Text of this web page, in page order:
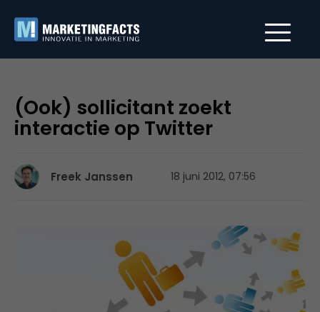
(Ook) sollicitant zoekt
interactie op Twitter
Freek Janssen 18 juni 2012, 07:56